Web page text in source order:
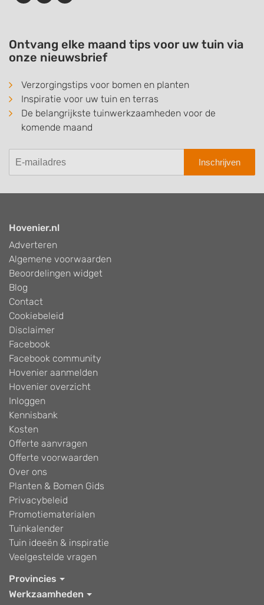
Ontvang elke maand tips voor uw tuin via
onze nieuwsbrief
Verzorgingstips voor bomen en planten
Inspiratie voor uw tuin en terras
De belangrijkste tuinwerkzaamheden voor de
komende maand
Inschrijven
Hovenier.nl
Adverteren
Algemene voorwaarden
Beoordelingen widget
Blog
Contact
Cookiebeleid
Disclaimer
Facebook
Facebook community
Hovenier aanmelden
Hovenier overzicht
Inloggen
Kennisbank
Kosten
Offerte aanvragen
Offerte voorwaarden
Over ons
Planten & Bomen Gids
Privacybeleid
Promotiematerialen
Tuinkalender
Tuin ideeën & inspiratie
Veelgestelde vragen
Provincies
Werkzaamheden